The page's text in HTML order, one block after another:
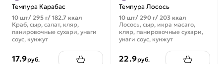
Темпура Карабас
10 шт/ 295 г/ 182.7 ккал
Краб, сыр, салат, кляр,
панировочные сухари, унаги
соус, кунжут
17.9руб.
Темпура Лосось
10 шт/ 290 г/ 203 ккал
Лосось, сыр, икра масаго,
кляр, панировочные сухари,
унаги соус, кунжут
22.9руб.